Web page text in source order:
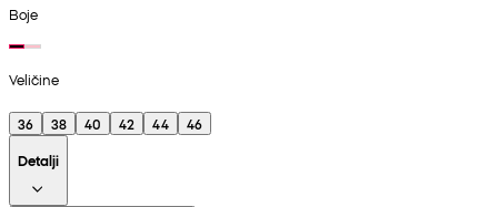
Boje
Veličine
36 38 40 42 44
46
Detalji